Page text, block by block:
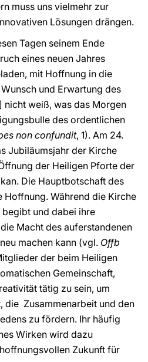
muss uns vielmehr zur
Lösungen drängen.
Tagen seinem Ende
eines neuen Jahres
mit Hoffnung in die
und Erwartung des
nicht weiß, was das Morgen
des ordentlichen
non confundit, 1). Am 24.
Jubiläumsjahr der Kirche
der Heiligen Pforte der
Die Hauptbotschaft des
Hoffnung. Während die Kirche
und dabei ihre
Macht des auferstandenen
machen kann (vgl. Offb
der beim Heiligen
Gemeinschaft,
tätig zu sein, um
die Zusammenarbeit und den
zu fördern. Ihr häufig
Wirken wird dazu
Zukunft für